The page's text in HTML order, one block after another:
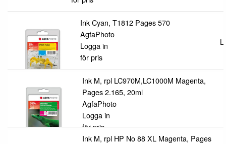
Ink Cyan, T1812 Pages 570
AgfaPhoto
Logga in
för pris
Ink M, rpl LC970M,LC1000M Magenta,
Pages 2.165, 20ml
AgfaPhoto
Logga in
för pris
Ink M, rpl HP No 88 XL Magenta, Pages